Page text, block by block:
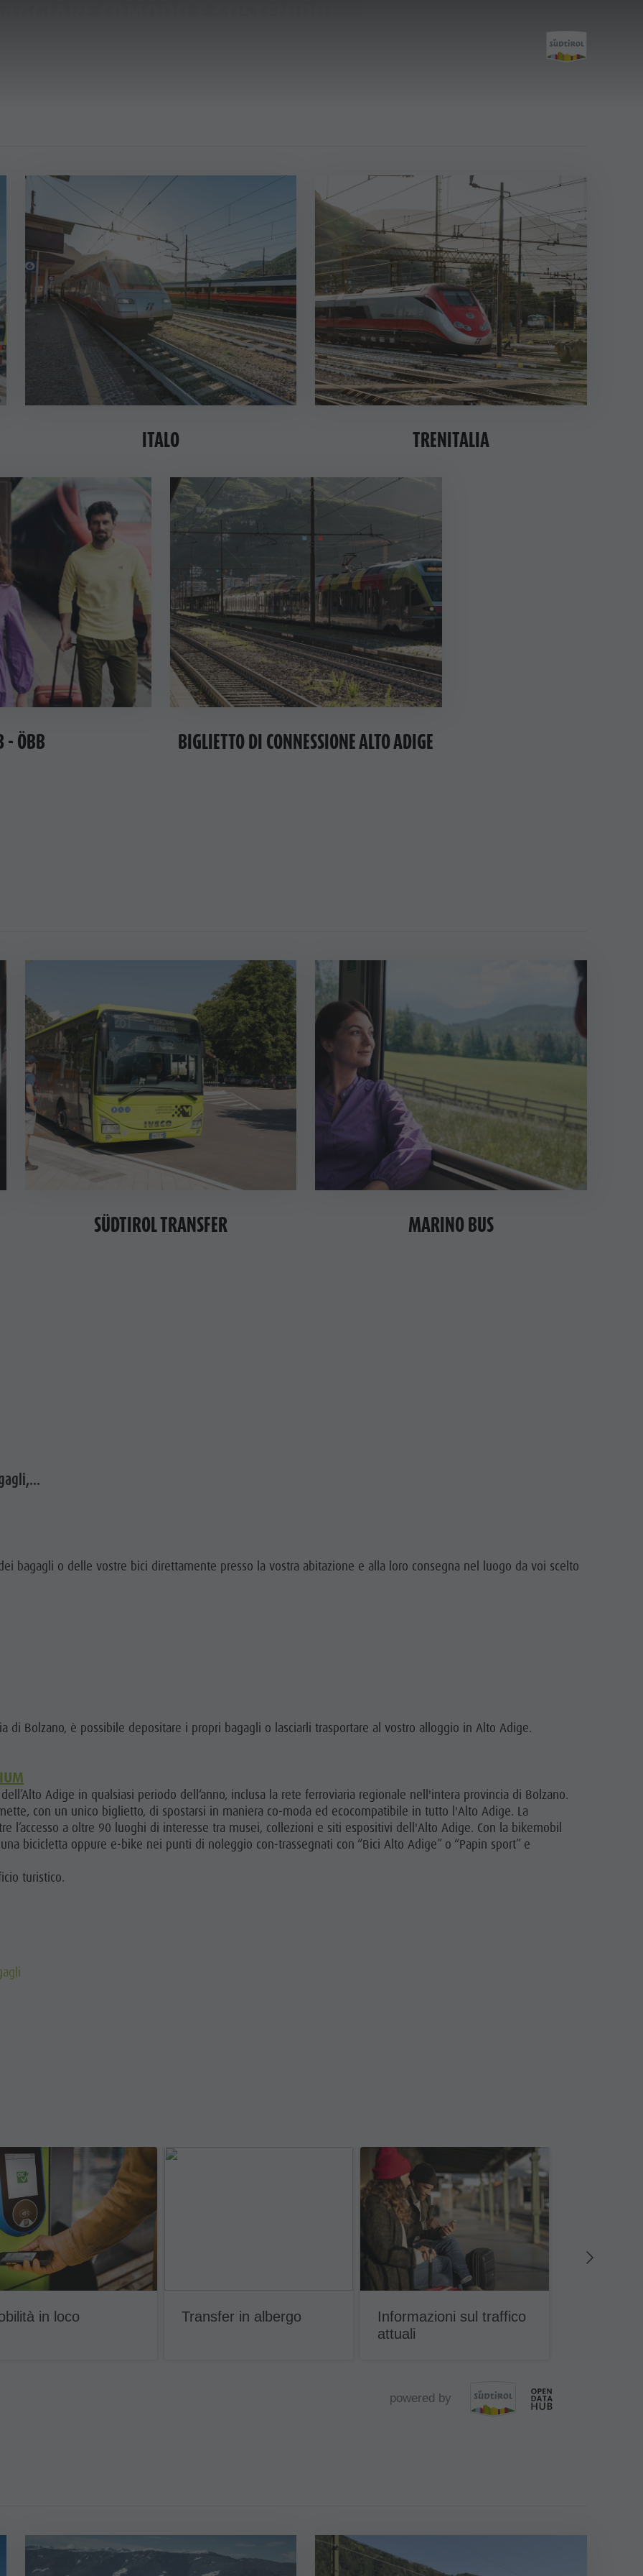
VACANZA
DE CORONES
Prenota
Come arrivare
Offerte
Mobilità locale
Richiesta cataloghi
Contatto
Webcam
Meteo
ITALO TRENITALIA
- ÖBB BIGLIETTO DI CONNESSIONE ALTO ADIGE
SÜDTIROL TRANSFER MARINO BUS
bagagli o delle vostre bici direttamente presso la vostra abitazione e alla loro consegna nel luogo da voi scelto
di Bolzano, è possibile depositare i propri bagagli o lasciarli trasportare al vostro alloggio in Alto Adige.
Adige in qualsiasi periodo dell‘anno, inclusa la rete ferroviaria regionale nell'intera provincia di Bolzano.
con un unico biglietto, di spostarsi in maniera co-moda ed ecocompatibile in tutto l'Alto Adige. La
l’accesso a oltre 90 luoghi di interesse tra musei, collezioni e siti espositivi dell'Alto Adige. Con la bikemobil
bicicletta oppure e-bike nei punti di noleggio con-trassegnati con “Bici Alto Adige” o “Papin sport” e
turistico.
in loco Transfer in albergo
Informazioni sul traffico
attuali
powered by